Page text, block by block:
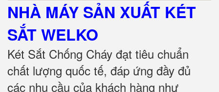
NHÀ MÁY SẢN XUẤT KÉT
SẮTWELKO
Két Sắt Chống Cháy đạt tiêu chuẩn
chất lượng quốc tế, đáp ứng đầy đủ
các nhu cầu của khách hàng như